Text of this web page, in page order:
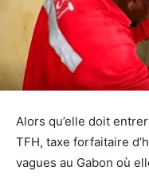
Alors qu’elle doit
TFH, taxe forfaitaire
vagues au Gabon où